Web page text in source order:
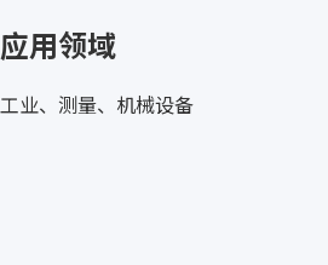
应用领域
工业、测量、机械设备